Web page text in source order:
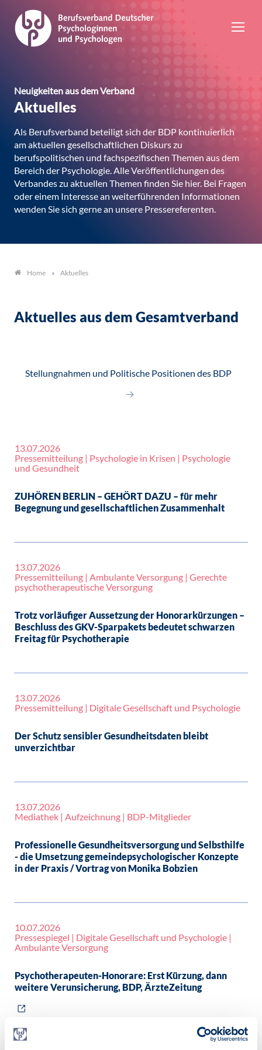
Neuigkeiten aus dem Verband
Aktuelles
Als Berufsverband beteiligt sich der BDP kontinuierlich
am aktuellen gesellschaftlichen Diskurs zu
berufspolitischen und fachspezifischen Themen aus dem
Bereich der Psychologie. Alle Veröffentlichungen des
Verbandes zu aktuellen Themen finden Sie hier. Bei Fragen
oder einem Interesse an weiterführenden Informationen
wenden Sie sich gerne an unsere Pressereferenten.
Home Aktuelles
Aktuelles aus dem Gesamtverband
Stellungnahmen und Politische Positionen des BDP
13.07.2026
Pressemitteilung | Psychologie in Krisen | Psychologie
und Gesundheit
ZUHÖREN BERLIN – GEHÖRT DAZU – für mehr
Begegnung und gesellschaftlichen Zusammenhalt
13.07.2026
Pressemitteilung | Ambulante Versorgung | Gerechte
psychotherapeutische Versorgung
Trotz vorläufiger Aussetzung der Honorarkürzungen –
Beschluss des GKV-Sparpakets bedeutet schwarzen
Freitag für Psychotherapie
13.07.2026
Pressemitteilung | Digitale Gesellschaft und Psychologie
Der Schutz sensibler Gesundheitsdaten bleibt
unverzichtbar
13.07.2026
Mediathek | Aufzeichnung | BDP-Mitglieder
Professionelle Gesundheitsversorgung und Selbsthilfe
- die Umsetzung gemeindepsychologischer Konzepte
in der Praxis / Vortrag von Monika Bobzien
10.07.2026
Pressespiegel | Digitale Gesellschaft und Psychologie |
Ambulante Versorgung
Psychotherapeuten-Honorare: Erst Kürzung, dann
weitere Verunsicherung, BDP, ÄrzteZeitung